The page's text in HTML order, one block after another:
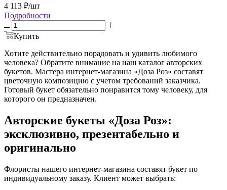
4 113 ₽/шт
Подробности
Купить
Хотите действительно порадовать и удивить любимого
человека? Обратите внимание на наш каталог авторских
букетов. Мастера интернет-магазина «Доза Роз» составят
цветочную композицию с учетом требований заказчика.
Готовый букет обязательно понравится тому человеку, для
которого он предназначен.
Авторские букеты «Доза Роз»:
эксклюзивно, презентабельно и
оригинально
Флористы нашего интернет-магазина составят букет по
индивидуальному заказу. Клиент может выбрать: